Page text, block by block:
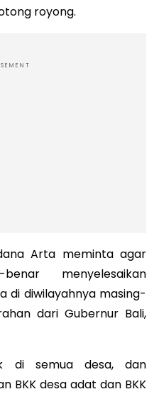
royong.
Arta meminta agar
menyelesaikan
di diwilayahnya masing-
dari Gubernur Bali,
di semua desa, dan
BKK desa adat dan BKK